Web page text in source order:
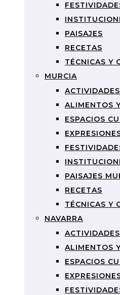
PAISAJES
RECETAS
TÉCNICAS Y
MURCIA
ALIMENTOS
ESPACIOS
PAISAJES
RECETAS
TÉCNICAS Y
NAVARRA
ALIMENTOS
ESPACIOS